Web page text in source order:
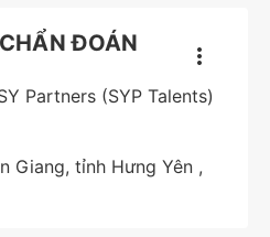
ĐOÁN
Partners (SYP Talents)
Giang, tỉnh Hưng Yên ,